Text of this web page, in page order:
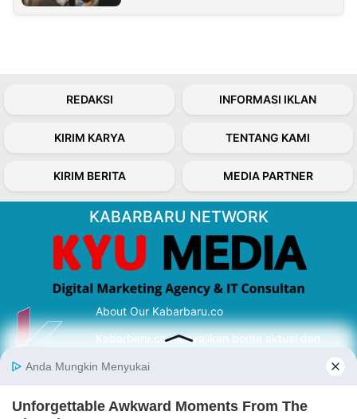
REDAKSI INFORMASI IKLAN
KIRIM KARYA TENTANG KAMI
KIRIM BERITA MEDIA PARTNER
KABARBARU NETWORK
About Our Kabarbaru.co
Kabarbaru.co menyajikan berita aktual dan
serta terverifikasi dari sumber yang tepat.
Follow Kabarbaru